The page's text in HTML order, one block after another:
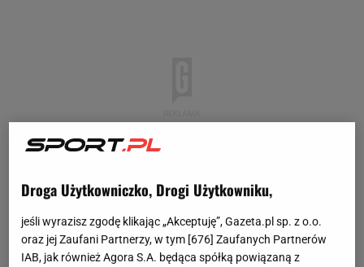
Droga Użytkowniczko, Drogi Użytkowniku,
jeśli wyrazisz zgodę klikając „Akceptuję”, Gazeta.pl sp. z o.o.
oraz jej Zaufani Partnerzy, w tym [676] Zaufanych Partnerów
IAB, jak również Agora S.A. będąca spółką powiązaną z